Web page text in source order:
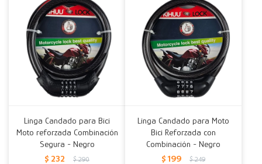
Linga Candado para Bici
Moto reforzada Combinación
Segura - Negro
$ 232 $ 290
Linga Candado para Moto
Bici Reforzada con
Combinación - Negro
$ 199 $ 249